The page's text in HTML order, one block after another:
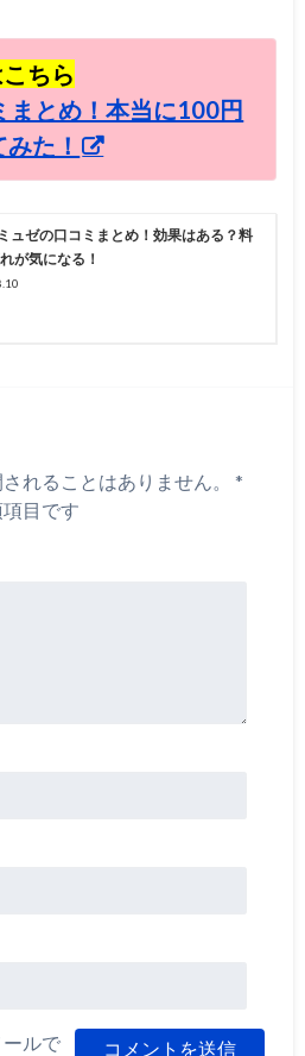
ちら
まとめ！本当に100円
た！
ミュゼの口コミまとめ！効果はある？料
が気になる！
れることはありません。
*
目です
ルで